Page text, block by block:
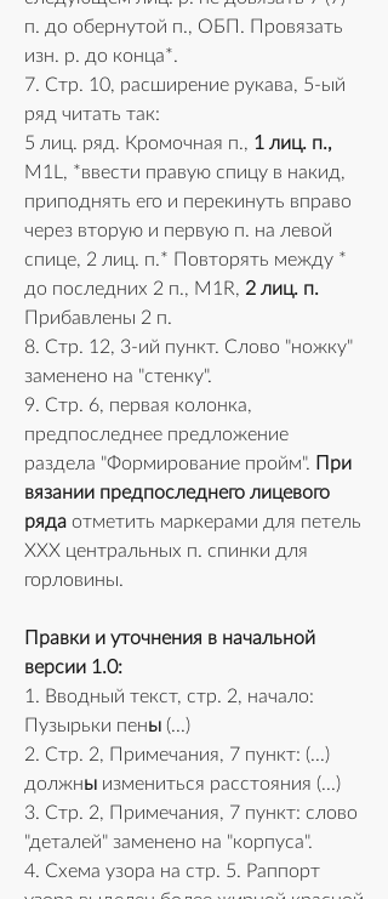
п. до обернутой п., ОБП. Провязать
изн. р. до конца*.
7. Стр. 10, расширение рукава, 5-ый
ряд читать так:
5 лиц. ряд. Кромочная п., 1 лиц. п.,
M1L, *ввести правую спицу в накид,
приподнять его и перекинуть вправо
через вторую и первую п. на левой
спице, 2 лиц. п.* Повторять между *
до последних 2 п., M1R, 2 лиц. п.
Прибавлены 2 п.
8. Стр. 12, 3-ий пункт. Слово "ножку"
заменено на "стенку".
9. Стр. 6, первая колонка,
предпоследнее предложение
раздела "Формирование пройм". При
вязании предпоследнего лицевого
ряда отметить маркерами для петель
ХХХ центральных п. спинки для
горловины.
Правки и уточнения в начальной
версии 1.0:
1. Вводный текст, стр. 2, начало:
Пузырьки пены (...)
2. Стр. 2, Примечания, 7 пункт: (...)
должны измениться расстояния (...)
3. Стр. 2, Примечания, 7 пункт: слово
"деталей" заменено на "корпуса".
4. Схема узора на стр. 5. Раппорт